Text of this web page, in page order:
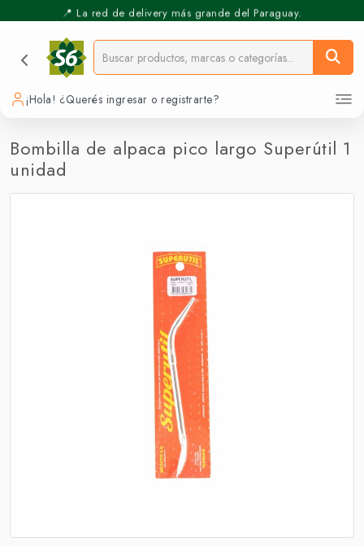
📍 La red de delivery más grande del Paraguay.
¡Hola! ¿Querés ingresar o registrarte?
Bombilla de alpaca pico largo Superútil 1
unidad